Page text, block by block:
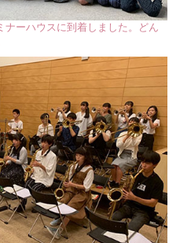
ナーハウスに到着しました。どん